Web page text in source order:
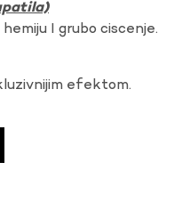
I grubo ciscenje.
efektom.